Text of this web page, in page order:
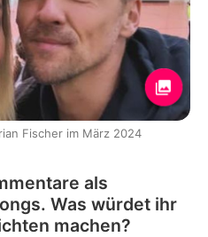
Fischer im März 2024
als
Was würdet ihr
machen?